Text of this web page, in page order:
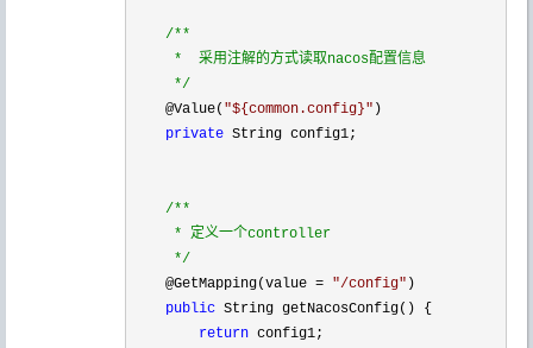
/**
     *  采用注解的方式读取nacos配置信息
*/
    @Value(
"${common.config}" )
private String config1;
/**
     * 定义一个controller
*/
    @GetMapping(value
= "/config" )
public String getNacosConfig() {
return config1;